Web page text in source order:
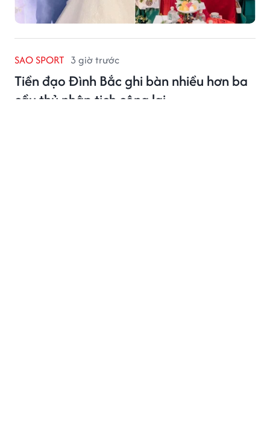
SAO SPORT 3 giờ trước
Tiền đạo Đình Bắc ghi bàn nhiều hơn ba
cầu thủ nhập tịch cộng lại